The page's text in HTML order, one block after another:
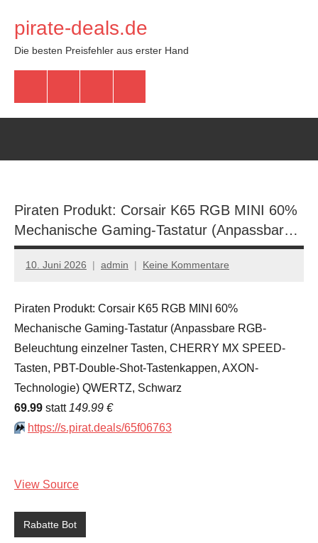
Inhalt
springen
pirate-deals.de
Die besten Preisfehler aus erster Hand
Piraten Produkt: Corsair K65 RGB MINI 60%
Mechanische Gaming-Tastatur (Anpassbar…
10. Juni 2026 admin Keine Kommentare
Piraten Produkt: Corsair K65 RGB MINI 60%
Mechanische Gaming-Tastatur (Anpassbare RGB-
Beleuchtung einzelner Tasten, CHERRY MX SPEED-
Tasten, PBT-Double-Shot-Tastenkappen, AXON-
Technologie) QWERTZ, Schwarz
69.99 statt 149.99 €
⏩️ https://s.pirat.deals/65f06763
View Source
Rabatte Bot